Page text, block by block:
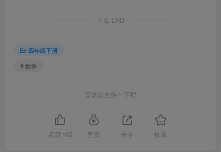
THE END
四年级下册
# 数学
喜欢就支持一下吧
点赞 165 赞赏 分享 收藏